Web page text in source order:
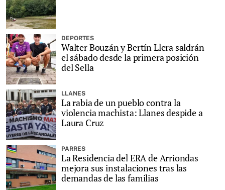
DEPORTES
Walter Bouzán y Bertín Llera saldrán
el sábado desde la primera posición
del Sella
LLANES
La rabia de un pueblo contra la
violencia machista: Llanes despide a
Laura Cruz
PARRES
La Residencia del ERA de Arriondas
mejora sus instalaciones tras las
demandas de las familias